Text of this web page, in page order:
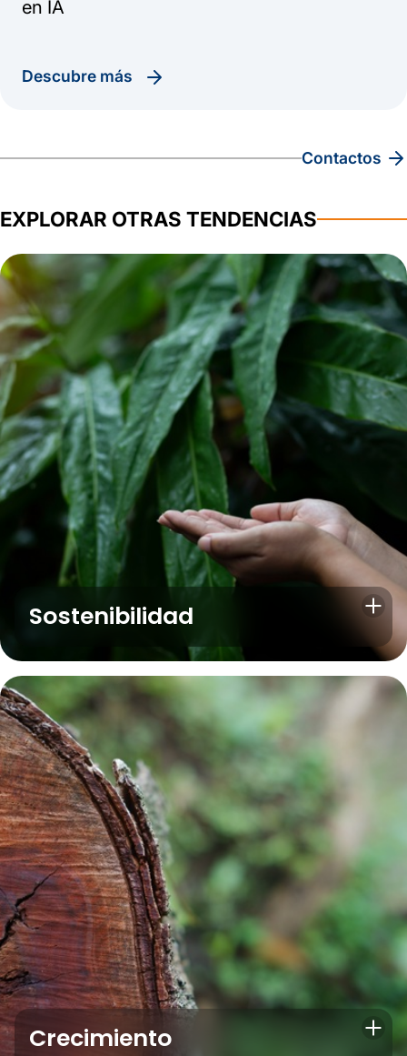
en IA
descubre más
contactos
EXPLORAR OTRAS TENDENCIAS
Sostenibilidad
Crecimiento